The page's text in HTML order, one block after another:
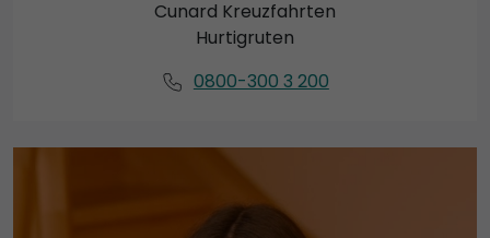
Cunard Kreuzfahrten
Hurtigruten
0800-300 3 200